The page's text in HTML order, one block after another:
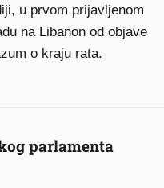
u prvom prijavljenom
na Libanon od objave
o kraju rata.
parlamenta